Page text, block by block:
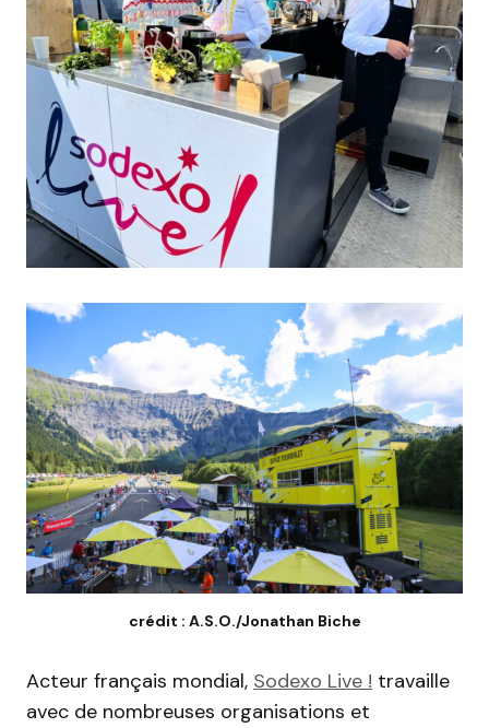
crédit : A.S.O./Jonathan Biche
Acteur français mondial, Sodexo Live ! travaille
avec de nombreuses organisations et